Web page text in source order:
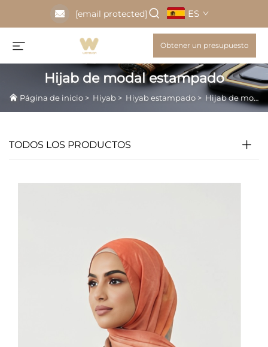
[email protected] ES
Obtener un presupuesto
Hijab de modal estampado
Página de inicio > Hiyab > Hiyab estampado > Hijab de modal estampado
TODOS LOS PRODUCTOS